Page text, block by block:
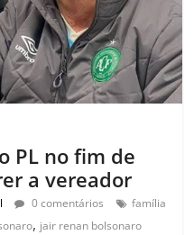
PL no fim de
a vereador
0 comentários
família
, jair renan bolsonaro